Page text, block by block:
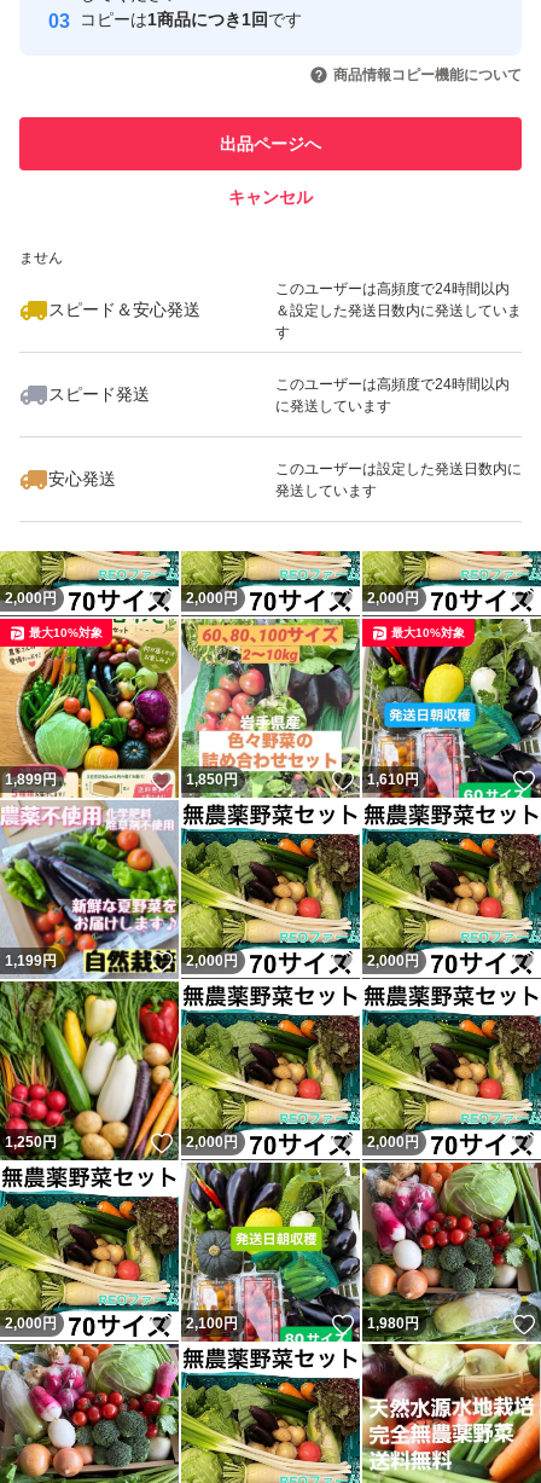
購入後、リクエスト希望は一切受け付けませんので、宜し
おてがる配送(ヤマト運輸)になります。
購入のタイミングにもよりますが、収穫の都合で発送まで
気になる方は購入前に確認お願い致します。購入順の発送
愛知県からの発送です
常温発送となりますので、到着までに傷みが発生する可能
性が考えられます。遠方の方はご購入を控えていただくよ
うお願い致します。
北海道、東北の一部、九州の一部 、沖縄、離島などは
引を完了させた実績があります
での取引実績があります
ません
スピード＆安心発送
このユーザーは高頻度で24時間以内
＆設定した発送日数内に発送していま
す
スピード発送
このユーザーは高頻度で24時間以内
に発送しています
安心発送
このユーザーは設定した発送日数内に
発送しています
コピーは1商品につき1回です
商品情報コピー機能について
出品ページへ
キャンセル
いいね！
2,000
2,000 円 いいね！
2,000 円 いいね！
2,000 円
1,899円 いいね！
最大10%対象
1,850円 いいね！
1,610円
最大10%対象
1,199円 いいね！
2,000 円 いいね！
2,000 円
1,250円 いいね！
2,000 円 いいね！
2,000 円
2,000 円 いいね！
2,100円 いいね！
1,980円